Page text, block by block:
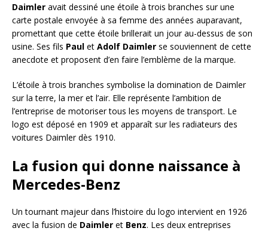
Daimler avait dessiné une étoile à trois branches sur une
carte postale envoyée à sa femme des années auparavant,
promettant que cette étoile brillerait un jour au-dessus de son
usine. Ses fils Paul et Adolf Daimler se souviennent de cette
anecdote et proposent d’en faire l’emblème de la marque.
L’étoile à trois branches symbolise la domination de Daimler
sur la terre, la mer et l’air. Elle représente l’ambition de
l’entreprise de motoriser tous les moyens de transport. Le
logo est déposé en 1909 et apparaît sur les radiateurs des
voitures Daimler dès 1910.
La fusion qui donne naissance à
Mercedes-Benz
Un tournant majeur dans l’histoire du logo intervient en 1926
avec la fusion de Daimler et Benz. Les deux entreprises